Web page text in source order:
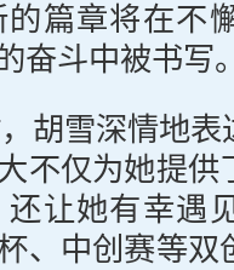
篇章将在不
奋斗中被书写
胡雪深情地
不仅为她提供
让她有幸遇
、中创赛等双